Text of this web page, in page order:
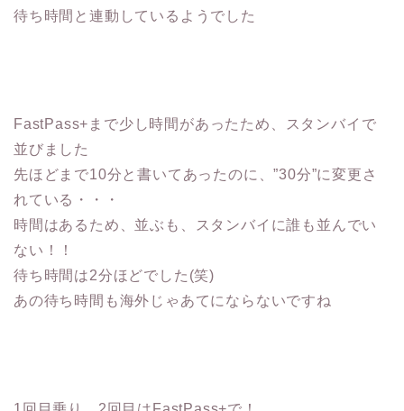
待ち時間と連動しているようでした
FastPass+まで少し時間があったため、スタンバイで
並びました
先ほどまで10分と書いてあったのに、”30分”に変更さ
れている・・・
時間はあるため、並ぶも、スタンバイに誰も並んでい
ない！！
待ち時間は2分ほどでした(笑)
あの待ち時間も海外じゃあてにならないですね